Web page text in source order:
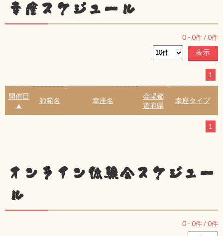
幸座スケジュール
0 - 0件 /0件
1
開催日
▲
師範名 幸座名
会場都
道府県
幸座タイプ
1
オンライン体験会スケジュー
ル
0 - 0件 /0件